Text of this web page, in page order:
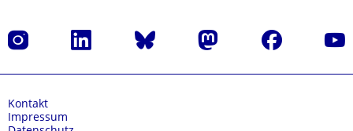
Instagram LinkedIn Bluesky Mastodon Facebook
Kontakt
Impressum